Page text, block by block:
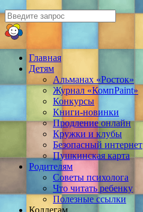
Главная
Детям
Альманах «Росток»
Журнал «КомпPaint»
Конкурсы
Книги-новинки
Продление онлайн
Кружки и клубы
Безопасный интернет
Пушкинская карта
Родителям
Советы психолога
Что читать ребенку
Полезные ссылки
Коллегам